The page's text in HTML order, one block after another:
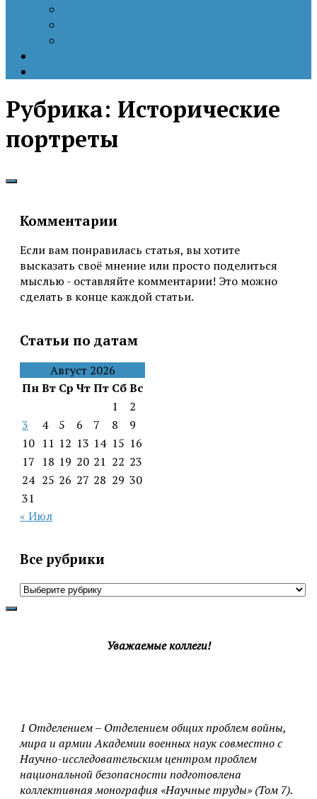
Рубрика: Исторические
портреты
Комментарии
Если вам понравилась статья, вы хотите
высказать своё мнение или просто поделиться
мыслью - оставляйте комментарии! Это можно
сделать в конце каждой статьи.
Статьи по датам
Август 2026
ПнВт Ср ЧтПт СбВс
1
2
3
4 5 6 7 8
9
10 11 12 13 14 15 16
17 18 19 20 21 22 23
24 25 26 27 28 29 30
31
« Июл
Все рубрики
Все
Уважаемые коллеги!
1 Отделением – Отделением общих проблем войны,
мира и армии Академии военных наук совместно с
Научно-исследовательским центром проблем
национальной безопасности подготовлена
коллективная монография «Научные труды» (Том 7).